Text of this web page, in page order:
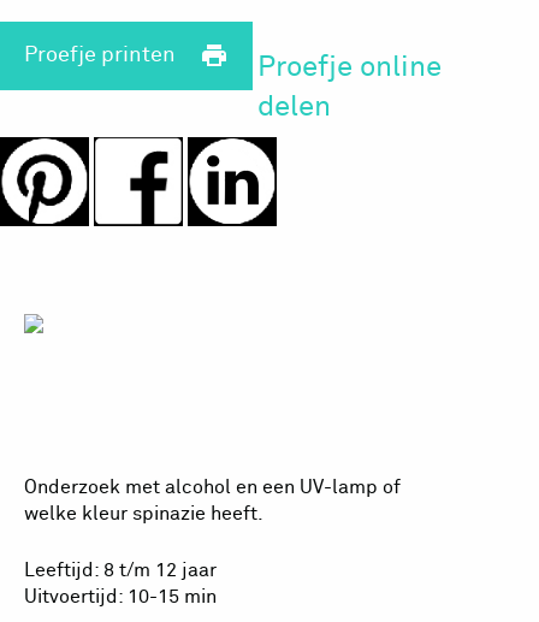
Onderzoek met alcohol en een UV-lamp of
welke kleur spinazie heeft.
Leeftijd: 8 t/m 12 jaar
Uitvoertijd: 10-15 min
Proefje printen print
Proefje online
delen